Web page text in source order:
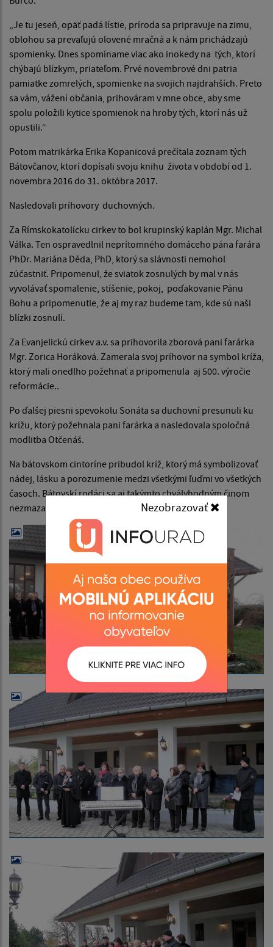
Nezobrazovať
„Je tu jeseň, opäť padá lístie, príroda sa pripravuje na zimu,
oblohou sa prevaľujú olovené mračná a k nám prichádzajú
spomienky. Dnes spomíname viac ako inokedy na tých, ktorí
chýbajú blízkym, priateľom. Prvé novembrové dni patria
pamiatke zomrelých, spomienke na svojich najdrahších. Preto
sa vám, vážení občania, prihováram v mne obce, aby sme
spolu položili kytice spomienok na hroby tých, ktorí nás už
opustili.“
Potom matrikárka Erika Kopanicová prečítala zoznam tých
Bátovčanov, ktorí dopísali svoju knihu života v období od 1.
novembra 2016 do 31. októbra 2017.
Nasledovali príhovory duchovných.
Za Rímskokatolícku cirkev to bol krupinský kaplán Mgr. Michal
Válka. Ten ospravedlnil neprítomného domáceho pána farára
PhDr. Mariána Děda, PhD, ktorý sa slávnosti nemohol
zúčastniť. Pripomenul, že sviatok zosnulých by mal v nás
vyvolávať spomalenie, stíšenie, pokoj, poďakovanie Pánu
Bohu a pripomenutie, že aj my raz budeme tam, kde sú naši
blízki zosnulí.
Za Evanjelickú cirkev a.v. sa prihovorila zborová pani farárka
Mgr. Zorica Horáková. Zamerala svoj príhovor na symbol kríža,
ktorý mali onedlho požehnať a pripomenula aj 500. výročie
reformácie..
Po ďalšej piesni spevokolu Sonáta sa duchovní presunuli ku
krížu, ktorý požehnala pani farárka a nasledovala spoločná
modlitba Otčenáš.
Na bátovskom cintoríne pribudol kríž, ktorý má symbolizovať
nádej, lásku a porozumenie medzi všetkými ľuďmi vo všetkých
časoch. Bátovskí rodáci sa aj takýmto chvályhodným činom
nezmazateľne zapísali do dejín svojej rodnej obce.